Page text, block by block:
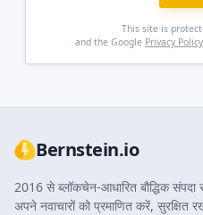
This site is
and the Google Privacy Policy
Bernstein.io
2016 से ब्लॉकचेन-आधारित बौद्धिक संपदा
अपने नवाचारों को प्रमाणित करें, सुरक्षित